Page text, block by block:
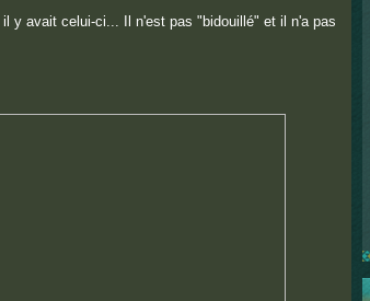
y avait celui-ci... Il n'est pas "bidouillé" et il n'a pas